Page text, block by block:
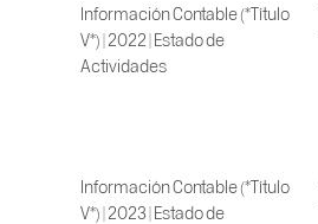
Información Contable (*Título
V*) | 2022 | Estado de
Actividades
Información Contable (*Título
V*) | 2023 | Estado de